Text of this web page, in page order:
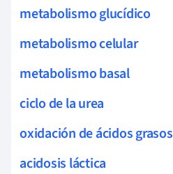
metabolismo glucídico
metabolismo celular
metabolismo basal
ciclo de la urea
oxidación de ácidos grasos
acidosis láctica